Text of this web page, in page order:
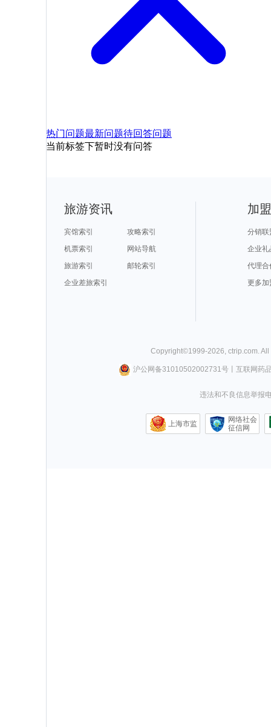
热门问题最新问题待回答问题
当前标签下暂时没有问答
旅游资讯
宾馆索引
攻略索引
机票索引
网站导航
旅游索引
邮轮索引
企业差旅索引
加
分销联
企业礼
代理合
更多加
Copyright©1999-2026, ctrip.com.
沪公网备31010502002731号丨 互联网药
违法和不良信息举报
上海市监
网络社会
征信网